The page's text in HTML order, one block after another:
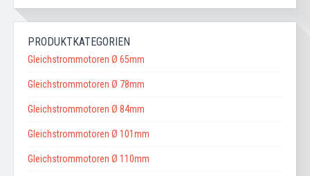
PRODUKTKATEGORIEN
Gleichstrommotoren Ø 65mm
Gleichstrommotoren Ø 78mm
Gleichstrommotoren Ø 84mm
Gleichstrommotoren Ø 101mm
Gleichstrommotoren Ø 110mm